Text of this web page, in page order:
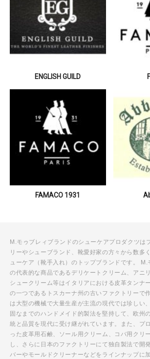
ENGLISH GUILD
FAMACO 1931
M.モゥブレィブランドのシューケアプロダクツは
リーやシューブランド、靴愛好家の方々から数多
ューケア（靴手入れ）のトップブランドです。 M.
の代表的な商品であるデリケートクリーム、アニ
シュークリーム等はイタリアにおける皮革タンナ
の一つであるトスカーナ州の古いファクトリーで
は大型の機械で大量生産が主流の現代では珍しい
固なまでのハンドメイド的製法を堅持して、欧州
統と品質を現代に受け継がれています。また、プ
った皮革用石鹸、ソール用クリーム、コバ用クリ
し、さらに日本のファクトリーにて独自製法で開
バーやモールドクリーナーなどをラインナップに